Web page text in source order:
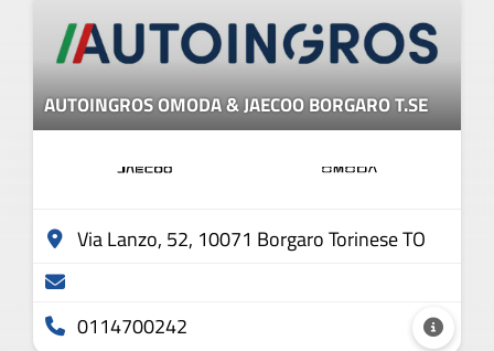
AUTOINGROS OMODA & JAECOO BORGARO T.SE
Via Lanzo, 52, 10071 Borgaro Torinese TO
0114700242